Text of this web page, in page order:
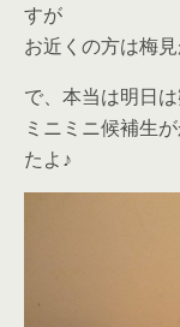
すが
お近くの方は梅
で、本当は明日は
ミニミニ候補生
たよ♪